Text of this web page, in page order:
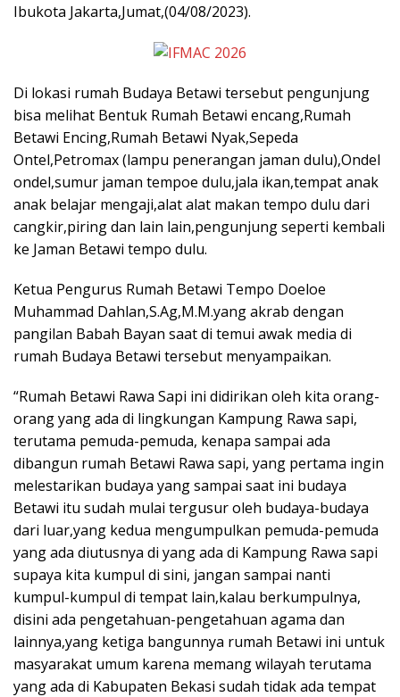
Ibukota Jakarta,Jumat,(04/08/2023).
Di lokasi rumah Budaya Betawi tersebut pengunjung
bisa melihat Bentuk Rumah Betawi encang,Rumah
Betawi Encing,Rumah Betawi Nyak,Sepeda
Ontel,Petromax (lampu penerangan jaman dulu),Ondel
ondel,sumur jaman tempoe dulu,jala ikan,tempat anak
anak belajar mengaji,alat alat makan tempo dulu dari
cangkir,piring dan lain lain,pengunjung seperti kembali
ke Jaman Betawi tempo dulu.
Ketua Pengurus Rumah Betawi Tempo Doeloe
Muhammad Dahlan,S.Ag,M.M.yang akrab dengan
pangilan Babah Bayan saat di temui awak media di
rumah Budaya Betawi tersebut menyampaikan.
“Rumah Betawi Rawa Sapi ini didirikan oleh kita orang-
orang yang ada di lingkungan Kampung Rawa sapi,
terutama pemuda-pemuda, kenapa sampai ada
dibangun rumah Betawi Rawa sapi, yang pertama ingin
melestarikan budaya yang sampai saat ini budaya
Betawi itu sudah mulai tergusur oleh budaya-budaya
dari luar,yang kedua mengumpulkan pemuda-pemuda
yang ada diutusnya di yang ada di Kampung Rawa sapi
supaya kita kumpul di sini, jangan sampai nanti
kumpul-kumpul di tempat lain,kalau berkumpulnya,
disini ada pengetahuan-pengetahuan agama dan
lainnya,yang ketiga bangunnya rumah Betawi ini untuk
masyarakat umum karena memang wilayah terutama
yang ada di Kabupaten Bekasi sudah tidak ada tempat